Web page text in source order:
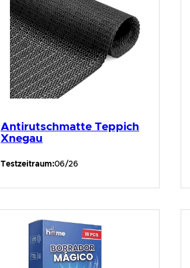
Antirutschmatte Teppich
Xnegau
Testzeitraum:06/26